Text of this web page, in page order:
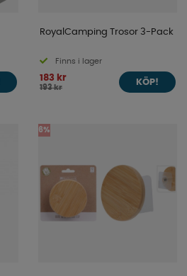
RoyalCamping Trosor 3-Pack
Finns i lager
183 kr
193 kr
KÖP!
6%